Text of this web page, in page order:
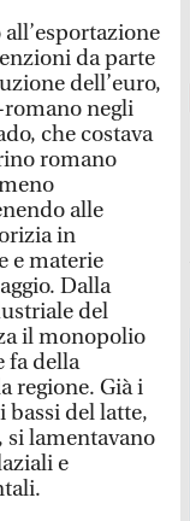
da parte
dell’euro,
negli
che costava
romano
alle
in
e materie
Dalla
del
il monopolio
fa della
regione. Già i
bassi del latte,
lamentavano
e